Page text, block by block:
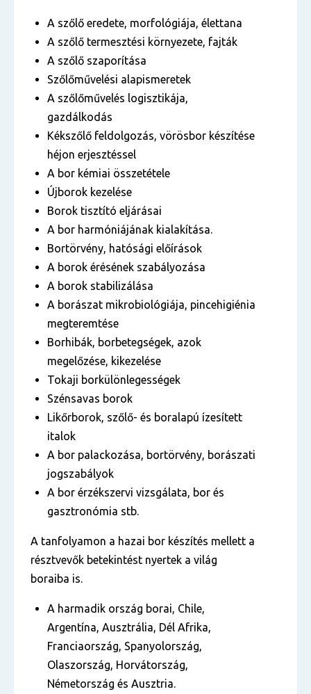
A szőlő eredete, morfológiája, élettana
A szőlő termesztési környezete, fajták
A szőlő szaporítása
Szőlőművelési alapismeretek
A szőlőművelés logisztikája,
gazdálkodás
Kékszőlő feldolgozás, vörösbor készítése
héjon erjesztéssel
A bor kémiai összetétele
Újborok kezelése
Borok tisztító eljárásai
A bor harmóniájának kialakítása.
Bortörvény, hatósági előírások
A borok érésének szabályozása
A borok stabilizálása
A borászat mikrobiológiája, pincehigiénia
megteremtése
Borhibák, borbetegségek, azok
megelőzése, kikezelése
Tokaji borkülönlegességek
Szénsavas borok
Likőrborok, szőlő- és boralapú ízesített
italok
A bor palackozása, bortörvény, borászati
jogszabályok
A bor érzékszervi vizsgálata, bor és
gasztronómia stb.
A tanfolyamon a hazai bor készítés mellett a
résztvevők betekintést nyertek a világ
boraiba is.
A harmadik ország borai, Chile,
Argentína, Ausztrália, Dél Afrika,
Franciaország, Spanyolország,
Olaszország, Horvátország,
Németország és Ausztria.